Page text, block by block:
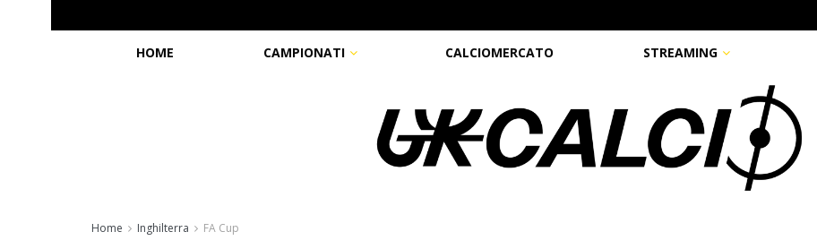
HOME CAMPIONATI CALCIOMERCATO STREAMING
Home Inghilterra FA Cup